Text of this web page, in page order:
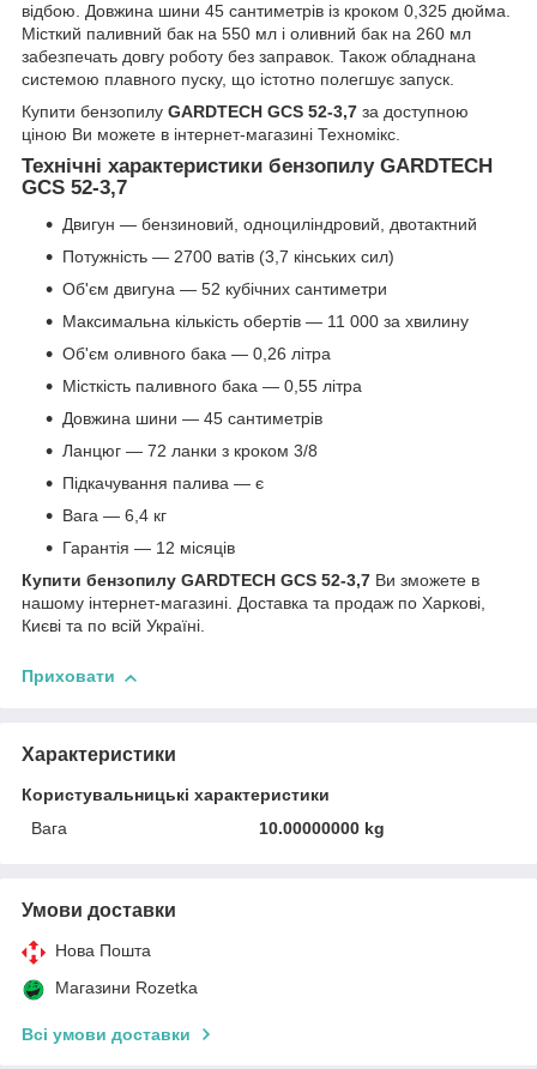
відбою. Довжина шини 45 сантиметрів із кроком 0,325 дюйма.
Місткий паливний бак на 550 мл і оливний бак на 260 мл
забезпечать довгу роботу без заправок. Також обладнана
системою плавного пуску, що істотно полегшує запуск.
Купити бензопилу GARDTECH GCS 52-3,7 за доступною
ціною Ви можете в інтернет-магазині Техномікс.
Технічні характеристики бензопилу GARDTECH
GCS 52-3,7
Двигун — бензиновий, одноциліндровий, двотактний
Потужність — 2700 ватів (3,7 кінських сил)
Об'єм двигуна — 52 кубічних сантиметри
Максимальна кількість обертів — 11 000 за хвилину
Об'єм оливного бака — 0,26 літра
Місткість паливного бака — 0,55 літра
Довжина шини — 45 сантиметрів
Ланцюг — 72 ланки з кроком 3/8
Підкачування палива — є
Вага — 6,4 кг
Гарантія — 12 місяців
Купити бензопилу GARDTECH GCS 52-3,7 Ви зможете в
нашому інтернет-магазині. Доставка та продаж по Харкові,
Києві та по всій Україні.
Приховати
Характеристики
Користувальницькі характеристики
Вага
10.00000000 kg
Умови доставки
Нова Пошта
Магазини Rozetka
Всі умови доставки